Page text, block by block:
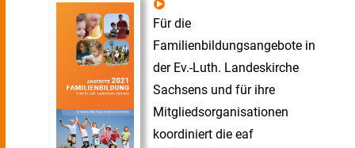
Für die
Familienbildungsangebote in
der Ev.-Luth. Landeskirche
Sachsens und für ihre
Mitgliedsorganisationen
koordiniert die eaf